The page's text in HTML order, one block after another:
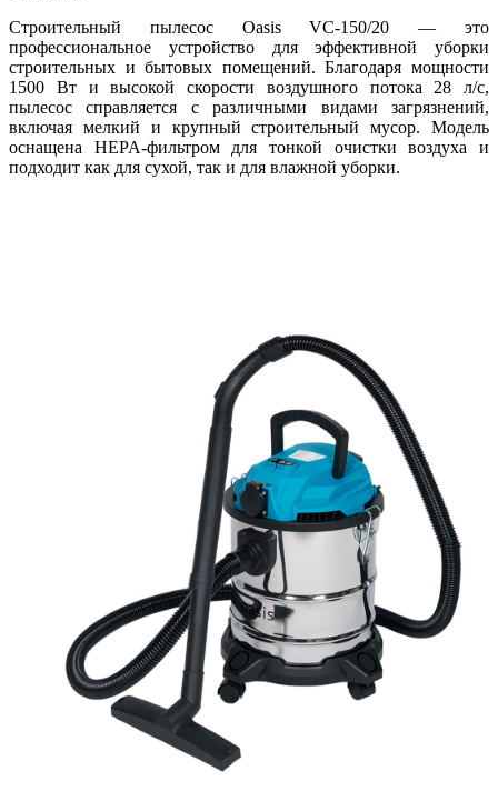
Строительный пылесос Oasis VC-150/20 — это
профессиональное устройство для эффективной уборки
строительных и бытовых помещений. Благодаря мощности
1500 Вт и высокой скорости воздушного потока 28 л/с,
пылесос справляется с различными видами загрязнений,
включая мелкий и крупный строительный мусор. Модель
оснащена HEPA-фильтром для тонкой очистки воздуха и
подходит как для сухой, так и для влажной уборки.